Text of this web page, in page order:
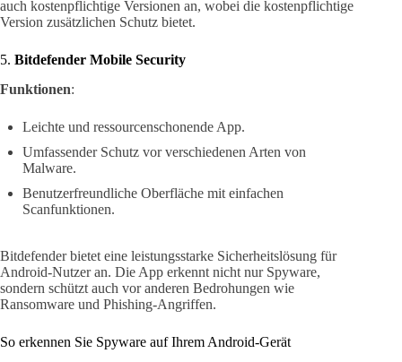
auch kostenpflichtige Versionen an, wobei die kostenpflichtige
Version zusätzlichen Schutz bietet.
5. Bitdefender Mobile Security
Funktionen:
Leichte und ressourcenschonende App.
Umfassender Schutz vor verschiedenen Arten von
Malware.
Benutzerfreundliche Oberfläche mit einfachen
Scanfunktionen.
Bitdefender bietet eine leistungsstarke Sicherheitslösung für
Android-Nutzer an. Die App erkennt nicht nur Spyware,
sondern schützt auch vor anderen Bedrohungen wie
Ransomware und Phishing-Angriffen.
So erkennen Sie Spyware auf Ihrem Android-Gerät